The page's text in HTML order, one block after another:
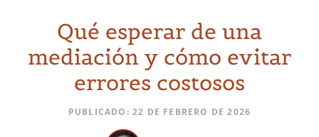
Qué esperar de una
mediación y cómo evitar
errores costosos
PUBLICADO: 22 DE FEBRERO DE 2026